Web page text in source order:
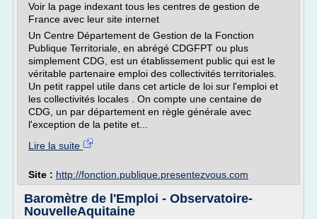
Voir la page indexant tous les centres de gestion de
France avec leur site internet
Un Centre Département de Gestion de la Fonction
Publique Territoriale, en abrégé CDGFPT ou plus
simplement CDG, est un établissement public qui est le
véritable partenaire emploi des collectivités territoriales.
Un petit rappel utile dans cet article de loi sur l'emploi et
les collectivités locales . On compte une centaine de
CDG, un par département en règle générale avec
l'exception de la petite et...
Lire la suite
Site : http://fonction.publique.presentezvous.com
Baromètre de l'Emploi - Observatoire-
NouvelleAquitaine